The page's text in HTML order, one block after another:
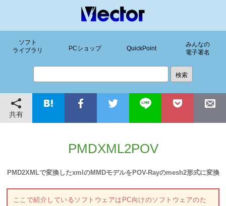
ソフト
ライブラリ
PCショップ QuickPoint
みんなの
電子署名
共有
PMDXML2POV
PMD2XMLで変換したxmlのMMDモデルをPOV-Rayのmesh2形式に変換
ここで紹介しているソフトウェアはPC向けのソフトウェアのた